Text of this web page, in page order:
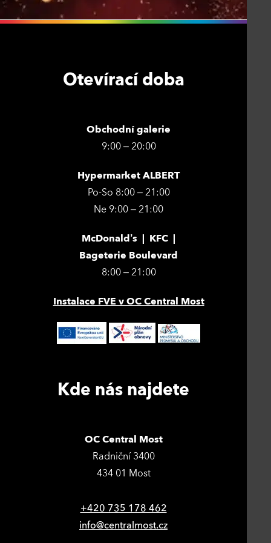
Otevírací doba
Obchodní galerie
9:00 – 20:00
Hypermarket ALBERT
Po-So 8:00 – 21:00
Ne 9:00 – 21:00
McDonald’s | KFC |
Bageterie Boulevard
8:00 – 21:00
Instalace FVE v OC Central Most
Kde nás najdete
OC Central Most
Radniční 3400
434 01 Most
+420 735 178 462
info@centralmost.cz